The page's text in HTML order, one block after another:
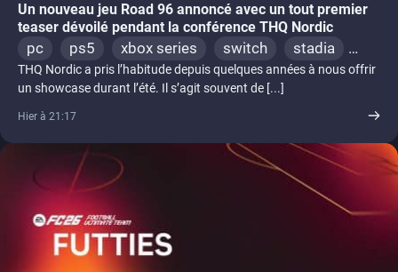
Un nouveau jeu Road 96 annoncé avec un tout premier
teaser dévoilé pendant la conférence THQ Nordic
pc ps5 xbox series switch
stadia
ps4
xbox one
THQ Nordic a pris l’habitude depuis quelques années à nous offrir
un showcase durant l’été. Il s’agit souvent de [...]
Hier à 21:17